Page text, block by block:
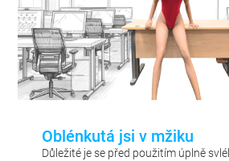
Oblénkutá jsi v mžiku
Důležité je se před použitím úplně